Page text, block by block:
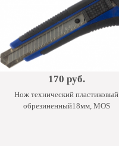
170 руб.
Нож технический пластиковый
обрезиненный18мм, MOS